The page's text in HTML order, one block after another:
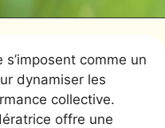
s’imposent comme un
dynamiser les
collective.
offre une